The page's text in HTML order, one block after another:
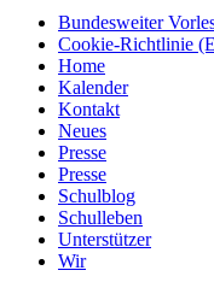
Bundesweiter
Cookie-Richtlinie
Home
Kalender
Kontakt
Neues
Presse
Presse
Schulblog
Schulleben
Unterstützer
Wir